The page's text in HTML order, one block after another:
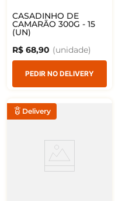
CASADINHO DE
CAMARÃO 300G - 15
(UN)
R$ 68,90
PEDIR NO DELIVERY
Delivery